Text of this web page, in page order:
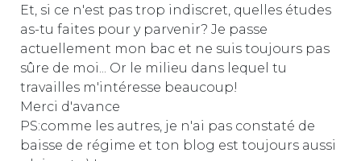
Et, si ce n'est pas trop indiscret, quelles études
as-tu faites pour y parvenir? Je passe
actuellement mon bac et ne suis toujours pas
sûre de moi... Or le milieu dans lequel tu
travailles m'intéresse beaucoup!
Merci d'avance
PS:comme les autres, je n'ai pas constaté de
baisse de régime et ton blog est toujours aussi